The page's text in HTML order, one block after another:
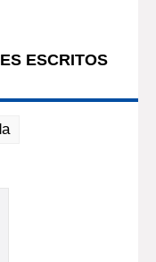
ESCRITOS